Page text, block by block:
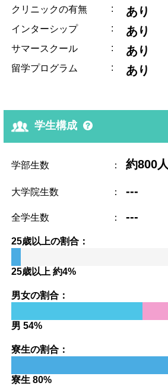
クリニックの有無 : あり
インターシップ : あり
サマースクール : あり
留学プログラム : あり
学生構成
学部生数 ： 約800人
大学院生数 ： ---
全学生数 ： ---
25歳以上の割合：
25歳以上 約4%
男女の割合：
男 54%
寮生の割合：
寮生 80%